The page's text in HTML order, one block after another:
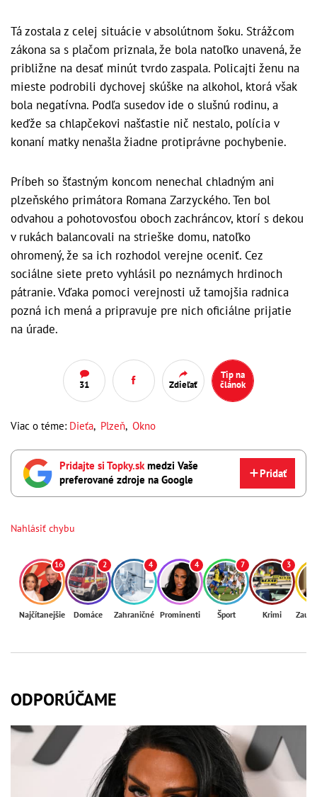
Tá zostala z celej situácie v absolútnom šoku. Strážcom
zákona sa s plačom priznala, že bola natoľko unavená, že
približne na desať minút tvrdo zaspala. Policajti ženu na
mieste podrobili dychovej skúške na alkohol, ktorá však
bola negatívna. Podľa susedov ide o slušnú rodinu, a
keďže sa chlapčekovi našťastie nič nestalo, polícia v
konaní matky nenašla žiadne protiprávne pochybenie.
Príbeh so šťastným koncom nenechal chladným ani
plzeňského primátora Romana Zarzyckého. Ten bol
odvahou a pohotovosťou oboch zachráncov, ktorí s dekou
v rukách balancovali na strieške domu, natoľko
ohromený, že sa ich rozhodol verejne oceniť. Cez
sociálne siete preto vyhlásil po neznámych hrdinoch
pátranie. Vďaka pomoci verejnosti už tamojšia radnica
pozná ich mená a pripravuje pre nich oficiálne prijatie
na úrade.
31 Zdieľať
Tip na
článok
Viac o téme: Dieťa, Plzeň, Okno
Pridajte si Topky.skmedzi Vaše
preferované zdroje na Google
Pridať
Nahlásiť chybu
16
Najčítanejšie
2
Domáce
4
Zahraničné
4
Prominenti
7
Šport
3
Krimi
ODPORÚČAME